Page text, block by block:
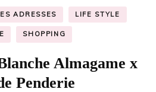
ADRESSES LIFE STYLE
SHOPPING
Almagame x
Penderie